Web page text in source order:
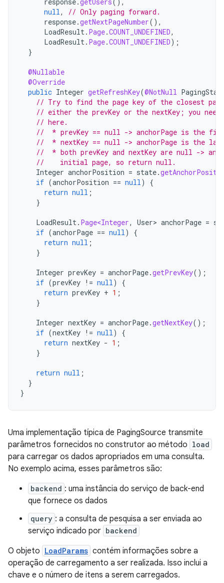
null,
// Only paging forward.
response.getNextPageNumber(),
LoadResult. Page.COUNT_UNDEFINED,
LoadResult. Page.COUNT_UNDEFINED);
}
@Nullable
@Override
public Integer getRefreshKey(@NotNull
// Try to find the page key of the closest
// either the prevKey or the nextKey; you
// here.
//  * prevKey == null -> anchorPage is the
//  * nextKey == null -> anchorPage is the
//  * both prevKey and nextKey are null ->
//    initial page, so return null.
Integer anchorPosition = state.
if (anchorPosition == null)
{
return null ;
}
LoadResult. Page<Integer, User> anchorPage =
if (anchorPage == null)
{
return null ;
}
Integer prevKey = anchorPage.getPrevKey();
if (prevKey != null)
{
return prevKey + 1 ;
}
Integer nextKey = anchorPage.getNextKey();
if (nextKey != null)
{
return nextKey - 1 ;
}
return null ;
}
}
Uma implementação típica de PagingSource transmite
parâmetros fornecidos no construtor ao método load
para carregar os dados apropriados em uma consulta.
No exemplo acima, esses parâmetros são:
backend : uma instância do serviço de back-end
que fornece os dados
query : a consulta de pesquisa a ser enviada ao
serviço indicado por backend
O objeto LoadParams contém informações sobre a
operação de carregamento a ser realizada. Isso inclui a
chave e o número de itens a serem carregados.